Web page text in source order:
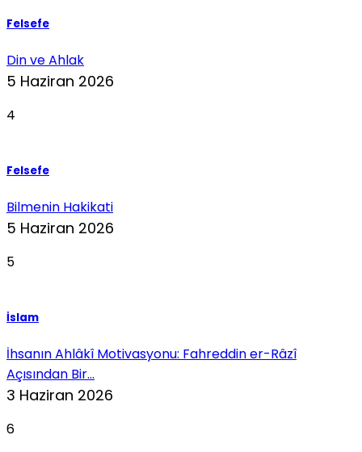
Felsefe
Din ve Ahlak
5 Haziran 2026
4
Felsefe
Bilmenin Hakikati
5 Haziran 2026
5
İslam
İhsanın Ahlâkî Motivasyonu: Fahreddin er-Râzî
Açısından Bir...
3 Haziran 2026
6